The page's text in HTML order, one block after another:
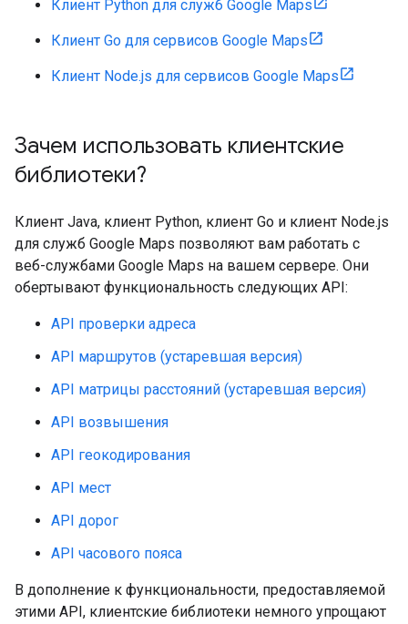
Клиент Python для служб Google Maps
Клиент Go для сервисов Google Maps
Клиент Node.js для сервисов Google Maps
Зачем использовать клиентские
библиотеки?
Клиент Java, клиент Python, клиент Go и клиент Node.js
для служб Google Maps позволяют вам работать с
веб-службами Google Maps на вашем сервере. Они
обертывают функциональность следующих API:
API проверки адреса
API маршрутов (устаревшая версия)
API матрицы расстояний (устаревшая версия)
API возвышения
API геокодирования
API мест
API дорог
API часового пояса
В дополнение к функциональности, предоставляемой
этими API, клиентские библиотеки немного упрощают